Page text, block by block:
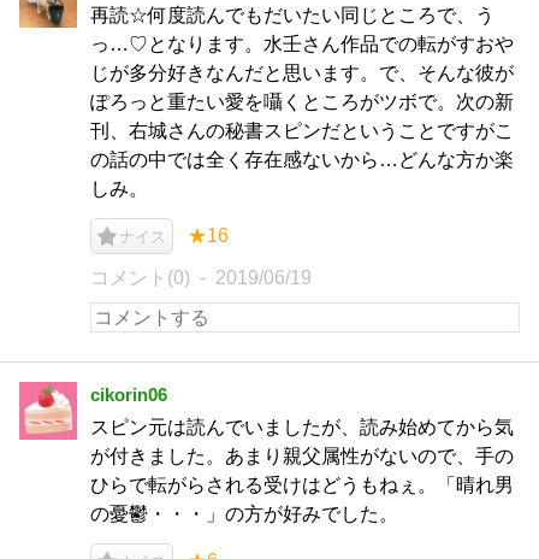
再読☆何度読んでもだいたい同じところで、う
っ…♡となります。水壬さん作品での転がすおや
じが多分好きなんだと思います。で、そんな彼が
ぽろっと重たい愛を囁くところがツボで。次の新
刊、右城さんの秘書スピンだということですがこ
の話の中では全く存在感ないから…どんな方か楽
しみ。
ナイス ★16
コメント(0) 2019/06/19
cikorin06
スピン元は読んでいましたが、読み始めてから気
が付きました。あまり親父属性がないので、手の
ひらで転がらされる受けはどうもねぇ。「晴れ男
の憂鬱・・・」の方が好みでした。